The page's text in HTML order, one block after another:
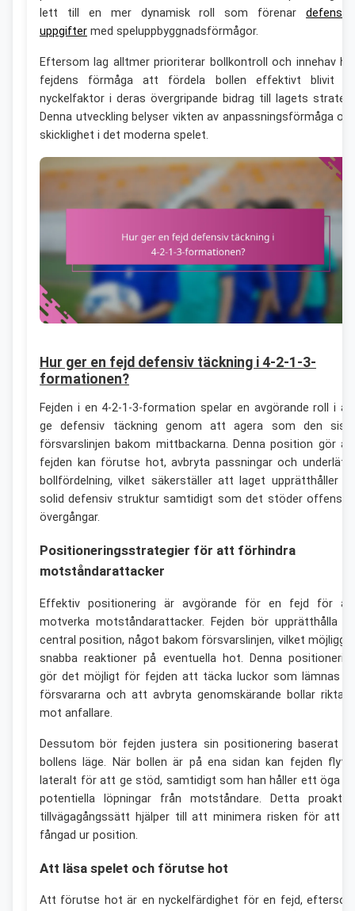
lett till en mer dynamisk roll som förenar
uppgifter med speluppbyggnadsförmågor.
Eftersom lag alltmer prioriterar bollkontroll och innehav
fejdens förmåga att fördela bollen effektivt blivit
nyckelfaktor i deras övergripande bidrag till lagets
Denna utveckling belyser vikten av anpassningsförmåga
skicklighet i det moderna spelet.
Hur ger en fejd defensiv täckning i 4-2-1-3-
formationen?
Fejden i en 4-2-1-3-formation spelar en avgörande roll i
ge defensiv täckning genom att agera som den
försvarslinjen bakom mittbackarna. Denna position gör
fejden kan förutse hot, avbryta passningar och
bollfördelning, vilket säkerställer att laget upprätthåller
solid defensiv struktur samtidigt som det stöder
övergångar.
Positioneringsstrategier för att förhindra
motståndarattacker
Effektiv positionering är avgörande för en fejd för
motverka motståndarattacker. Fejden bör upprätthålla
central position, något bakom försvarslinjen, vilket
snabba reaktioner på eventuella hot. Denna
gör det möjligt för fejden att täcka luckor som lämnas
försvararna och att avbryta genomskärande bollar
mot anfallare.
Dessutom bör fejden justera sin positionering baserat
bollens läge. När bollen är på ena sidan kan fejden
lateralt för att ge stöd, samtidigt som han håller ett öga
potentiella löpningar från motståndare. Detta
tillvägagångssätt hjälper till att minimera risken för att
fångad ur position.
Att läsa spelet och förutse hot
Att förutse hot är en nyckelfärdighet för en fejd,